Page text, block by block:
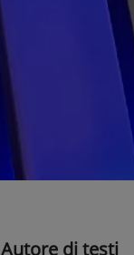
Autore di testi